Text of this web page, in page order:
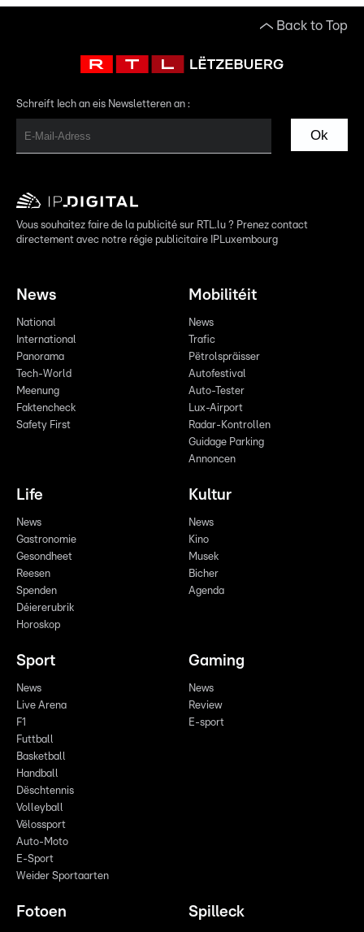
Back to Top
Schreift Iech an eis Newsletteren an :
Ok
Vous souhaitez faire de la publicité sur RTL.lu ? Prenez contact
directement avec notre régie publicitaire IPLuxembourg
News
National
International
Panorama
Tech-World
Meenung
Faktencheck
Safety First
Mobilitéit
News
Trafic
Pëtrolspräisser
Autofestival
Auto-Tester
Lux-Airport
Radar-Kontrollen
Guidage Parking
Annoncen
Life
News
Gastronomie
Gesondheet
Reesen
Spenden
Déiererubrik
Horoskop
Kultur
News
Kino
Musek
Bicher
Agenda
Sport
News
Live Arena
F1
Futtball
Basketball
Handball
Dëschtennis
Volleyball
Vëlossport
Auto-Moto
E-Sport
Weider Sportaarten
Gaming
News
Review
E-sport
Fotoen Spilleck